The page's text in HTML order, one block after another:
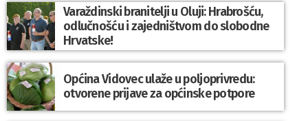
Varaždinski branitelji u Oluji: Hrabrošću,
odlučnošću i zajedništvom do slobodne
Hrvatske!
Općina Vidovec ulaže u poljoprivredu:
otvorene prijave za općinske potpore